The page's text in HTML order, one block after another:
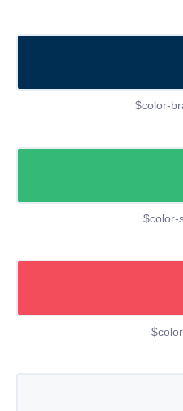
$color-
$color-